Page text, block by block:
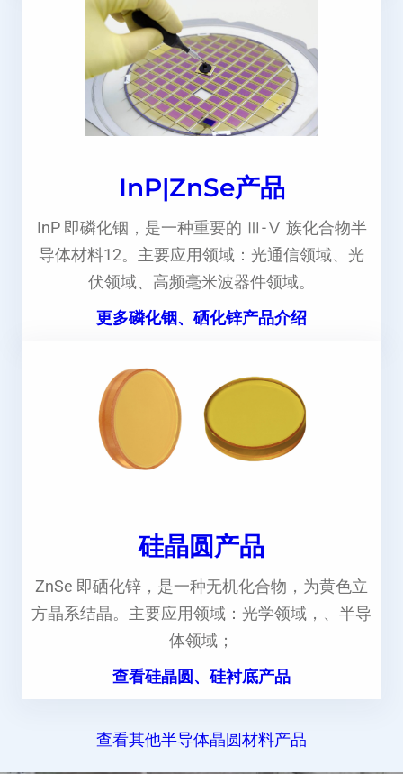
InP|ZnSe产品
InP 即磷化铟，是一种重要的 Ⅲ-Ⅴ 族化合物半
导体材料12。主要应用领域：光通信领域、光
伏领域、高频毫米波器件领域。
更多磷化铟、硒化锌产品介绍
硅晶圆产品
ZnSe 即硒化锌，是一种无机化合物，为黄色立
方晶系结晶。主要应用领域：光学领域，、半导
体领域；
查看硅晶圆、硅衬底产品
查看其他半导体晶圆材料产品